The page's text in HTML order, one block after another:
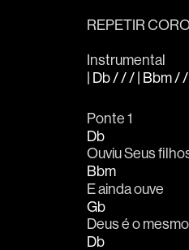
REPETIR
Instrumental
| Db / / / | Bbm /
Ponte 1
Db
Ouviu Seus
Bbm
E ainda ouve
Gb
Deus é o
Db